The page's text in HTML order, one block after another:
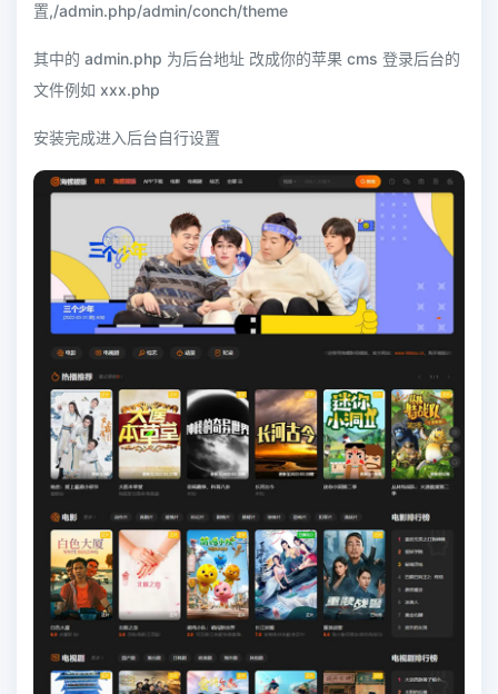
置,/admin.php/admin/conch/theme
其中的 admin.php 为后台地址 改成你的苹果 cms 登录后台的
文件例如 xxx.php
安装完成进入后台自行设置